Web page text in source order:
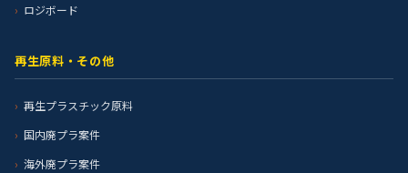
ロジボード
再生原料・その他
再生プラスチック原料
国内廃プラ案件
海外廃プラ案件